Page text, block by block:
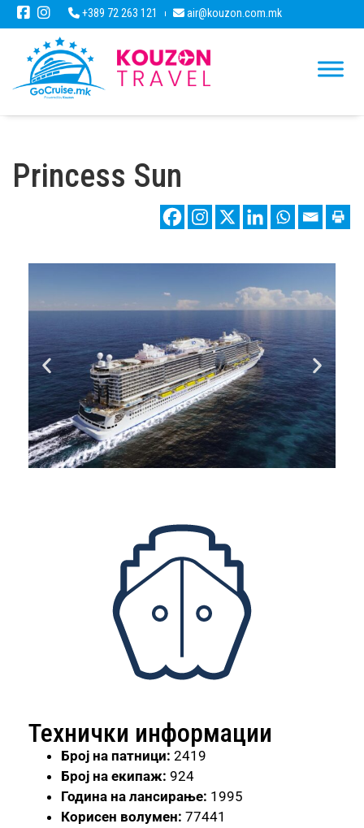
+389 72 263 121 air@kouzon.com.mk
Princess Sun
Технички информации
Број на патници: 2419
Број на екипаж: 924
Година на лансирање: 1995
Корисен волумен: 77441